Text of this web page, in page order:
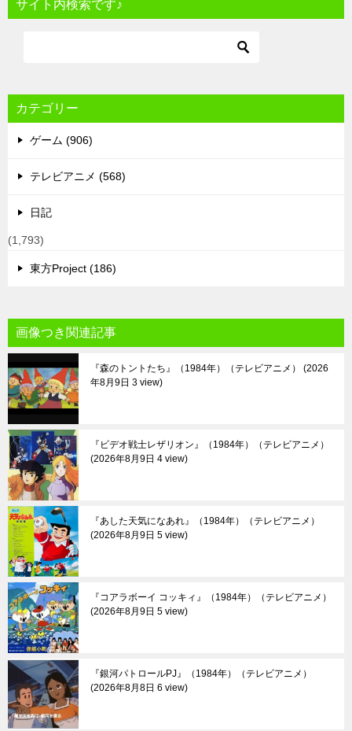
サイト内検索です♪
カテゴリー
ゲーム (906)
テレビアニメ (568)
日記
(1,793)
東方Project (186)
画像つき関連記事
『森のトントたち』（1984年）（テレビアニメ）
2026
年8月9日 3 view
『ビデオ戦士レザリオン』（1984年）（テレビアニメ）
2026年8月9日 4 view
『あした天気になあれ』（1984年）（テレビアニメ）
2026年8月9日 5 view
『コアラボーイ コッキィ』（1984年）（テレビアニメ）
2026年8月9日 5 view
『銀河パトロールPJ』（1984年）（テレビアニメ）
2026年8月8日 6 view